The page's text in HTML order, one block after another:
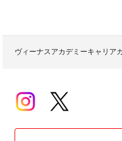
ヴィーナスアカデミーキャリア